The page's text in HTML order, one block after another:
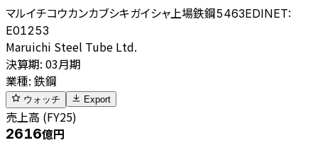
マルイチコウカンカブシキガイシャ 上場鉄鋼5463EDINET:
E01253
Maruichi Steel Tube Ltd.
決算期: 03月期
業種: 鉄鋼
ウォッチ Export
売上高 (FY25)
2616億円